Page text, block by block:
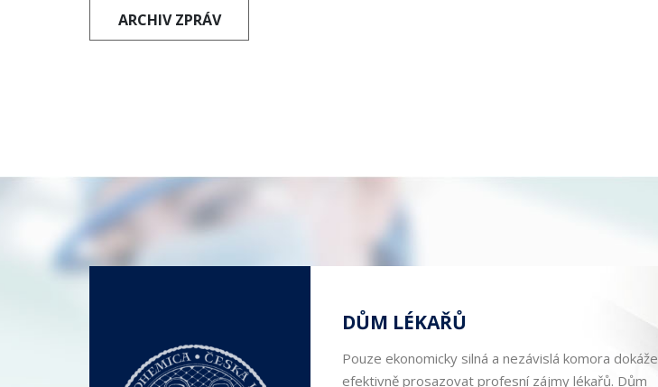
ARCHIV ZPRÁV
DŮM LÉKAŘŮ
Pouze ekonomicky silná a nezávislá komora dokáže
efektivně prosazovat profesní zájmy lékařů. Dům